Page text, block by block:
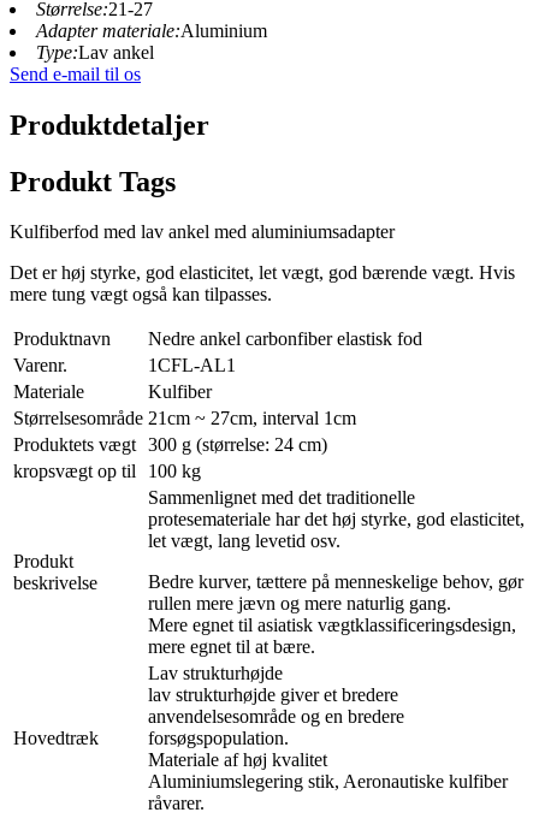
Størrelse:21-27
Adapter materiale:Aluminium
Type:Lav ankel
Send e-mail til os
Produktdetaljer
Produkt Tags
Kulfiberfod med lav ankel med aluminiumsadapter
Det er høj styrke, god elasticitet, let vægt, god bærende vægt. Hvis
mere tung vægt også kan tilpasses.
Produktnavn
Nedre ankel carbonfiber elastisk fod
Varenr.
1CFL-AL1
Materiale
Kulfiber
Størrelsesområde 21cm ~ 27cm, interval 1cm
Produktets vægt 300 g (størrelse: 24 cm)
kropsvægt op til
100 kg
Produkt
beskrivelse
Sammenlignet med det traditionelle
protesemateriale har det høj styrke, god elasticitet,
let vægt, lang levetid osv.
Bedre kurver, tættere på menneskelige behov, gør
rullen mere jævn og mere naturlig gang.
Mere egnet til asiatisk vægtklassificeringsdesign,
mere egnet til at bære.
Hovedtræk
Lav strukturhøjde
lav strukturhøjde giver et bredere
anvendelsesområde og en bredere
forsøgspopulation.
Materiale af høj kvalitet
Aluminiumslegering stik, Aeronautiske kulfiber
råvarer.